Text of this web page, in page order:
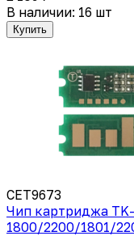
В наличии: 16 шт
Купить
CET9673
Чип картриджа TK-
1800/2200/1801/